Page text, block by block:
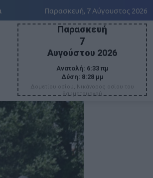
Παρασκευή, 7 Αύγουστος 2026
Παρασκευή
7
Αυγούστου 2026
Ανατολή: 6:33 πμ
Δύση: 8:28 μμ
Δομετίου οσίου, Νικάνορος οσίου του
θαυματουργού